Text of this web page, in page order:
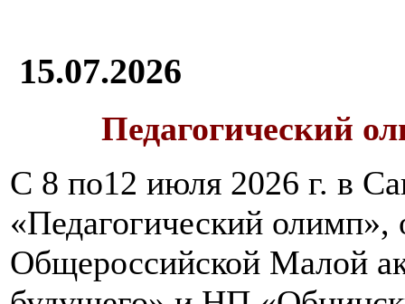
15.07.2026
Педагогический
С 8 по12 июля 2026 г. в
«Педагогический олимп»,
Общероссийской Малой